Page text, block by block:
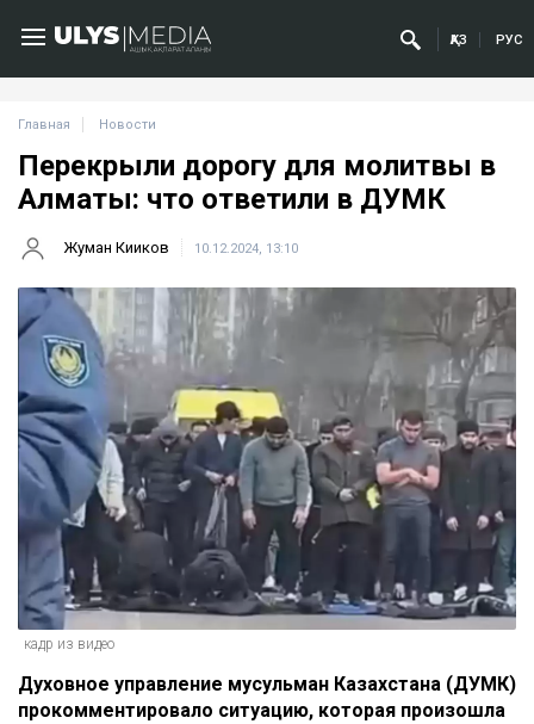
ҚАЗ РУС
Главная Новости
Перекрыли дорогу для молитвы в
Алматы: что ответили в ДУМК
Жуман Кииков 10.12.2024, 13:10
кадр из видео
Духовное управление мусульман Казахстана (ДУМК)
прокомментировало ситуацию, которая произошла